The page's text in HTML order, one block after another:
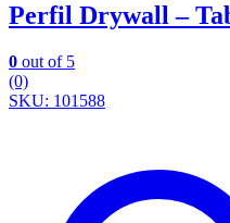
Perfil Drywall –
0 out of 5
(0)
SKU: 101588